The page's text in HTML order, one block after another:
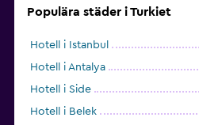
Populära städer i Turkiet
Hotell i Istanbul
Hotell i Antalya
Hotell i Side
Hotell i Belek